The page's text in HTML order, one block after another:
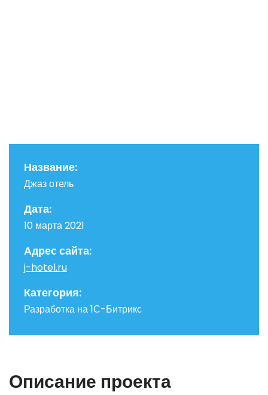
Название:
Джаз отель
Дата:
10 марта 2021
Адрес сайта:
j-hotel.ru
Категория:
Разработка на 1С-Битрикс
Описание проекта